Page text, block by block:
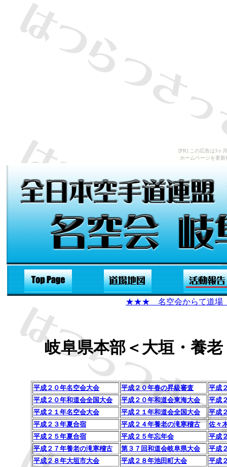
[PR] この広告は3ヶ
ホームページを更
★★★ 名空会からて道
岐阜県本部＜大垣・養
平成２０年名空会大会 平成２０年春の昇級審査
平成
平成２０年和道会全国大会
平成２０年和道会東海大会
平成
平成２１年名空会大会
平成２１年和道会全国大会
平成
平成２３年夏合宿
平成２４年養老の滝寒稽古
佐々
平成２５年夏合宿
平成２５年忘年会
平成
平成２７年養老の滝寒稽古
第３７回和道会岐阜県大会
平成
平成２８年大垣市大会
平成２８年池田町大会 平成